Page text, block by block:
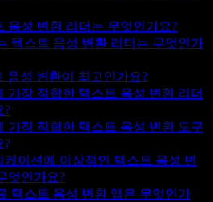
음성 변환 리더는 무엇인가요?
텍스트 음성 변환 리더는 무엇인가
음성 변환이 최고인가요?
가장 적합한 텍스트 음성 변환 리더
?
가장 적합한 텍스트 음성 변환 도구
?
케이션에 이상적인 텍스트 음성 변
엇인가요?
텍스트 음성 변환 앱은 무엇인가